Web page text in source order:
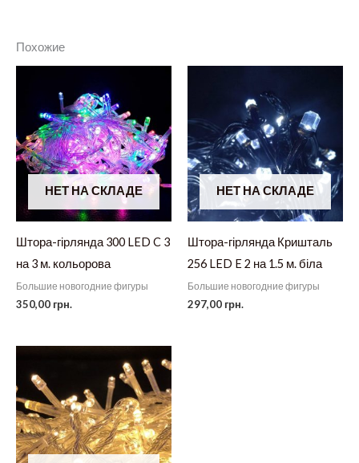
Похожие
НЕТ НА СКЛАДЕ
Штора-гірлянда 300 LED C 3
на 3 м. кольорова
Большие новогодние фигуры
350,00 грн.
НЕТ НА СКЛАДЕ
Штора-гірлянда Кришталь
256 LED E 2 на 1.5 м. біла
Большие новогодние фигуры
297,00 грн.